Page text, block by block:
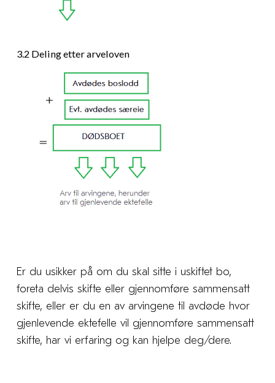
3.2 Deling etter arveloven
Er du usikker på om du skal sitte i uskiftet bo,
foreta delvis skifte eller gjennomføre sammensatt
skifte, eller er du en av arvingene til avdøde hvor
gjenlevende ektefelle vil gjennomføre sammensatt
skifte, har vi erfaring og kan hjelpe deg/dere.